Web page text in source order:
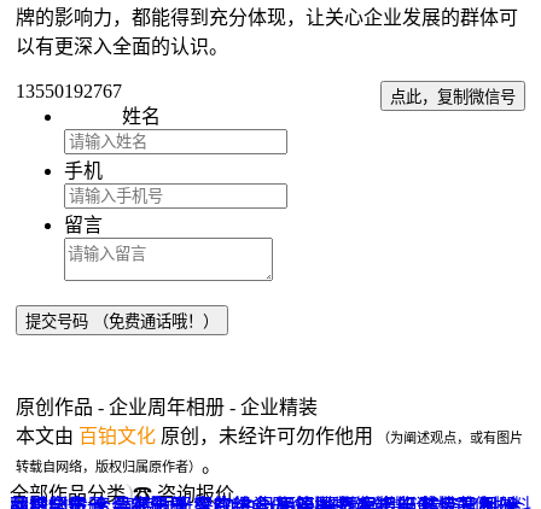
牌的影响力，都能得到充分体现，让关心企业发展的群体可
以有更深入全面的认识。
13550192767 点此，复制微信号
姓名
手机
留言
原创作品 - 企业周年相册 - 企业精装
本文由 百铂文化 原创，未经许可勿作他用
（为阐述观点，或有图片
转载自网络，版权归属原作者） 。
全部作品分类 ☎ 咨询报价